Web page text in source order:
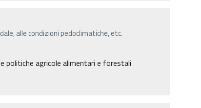
alle condizioni pedoclimatiche, etc.
politiche agricole alimentari e forestali